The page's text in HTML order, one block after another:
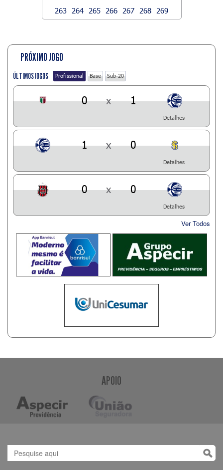
263
264 265 266 267 268 269
PRÓXIMO JOGO
ÚLTIMOS JOGOS Profissional Base Sub-20
0 x 1
Detalhes
1 x 0
Detalhes
0 x 0
Detalhes
Ver Todos
APOIO